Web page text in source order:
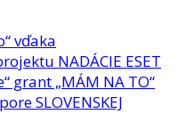
vďaka
NADÁCIE ESET
grant „MÁM NA TO“
SLOVENSKEJ